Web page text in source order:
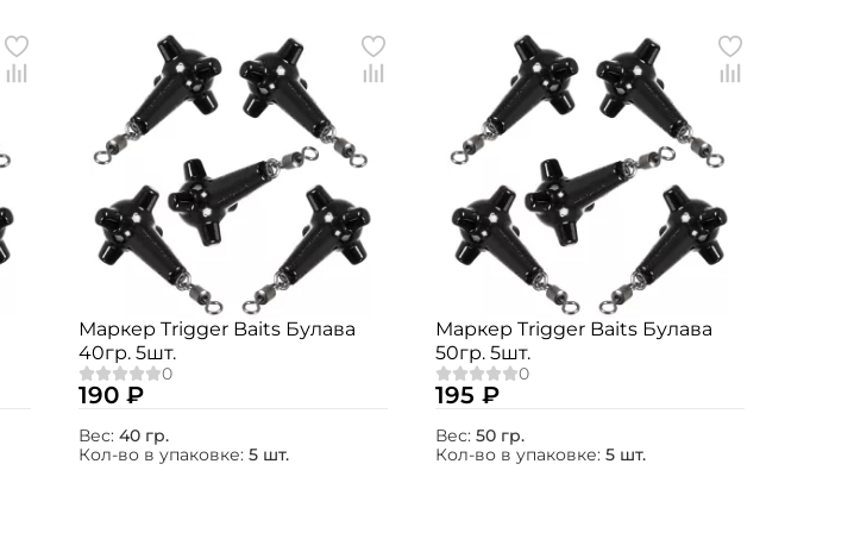
Маркер Trigger Baits Булава
40гр. 5шт.
190 ₽
Вес: 40 гр.
Кол-во в упаковке: 5 шт.
Маркер Trigger Baits Булава
50гр. 5шт.
195 ₽
Вес: 50 гр.
Кол-во в упаковке: 5 шт.